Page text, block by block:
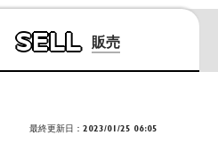
SELL 販売
最終更新日：2023/01/25 06:05